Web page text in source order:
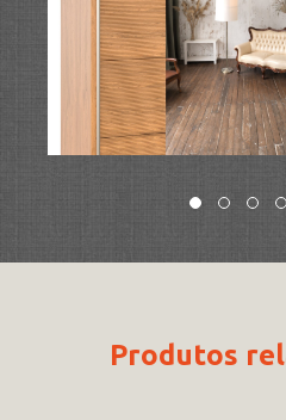
Produtos